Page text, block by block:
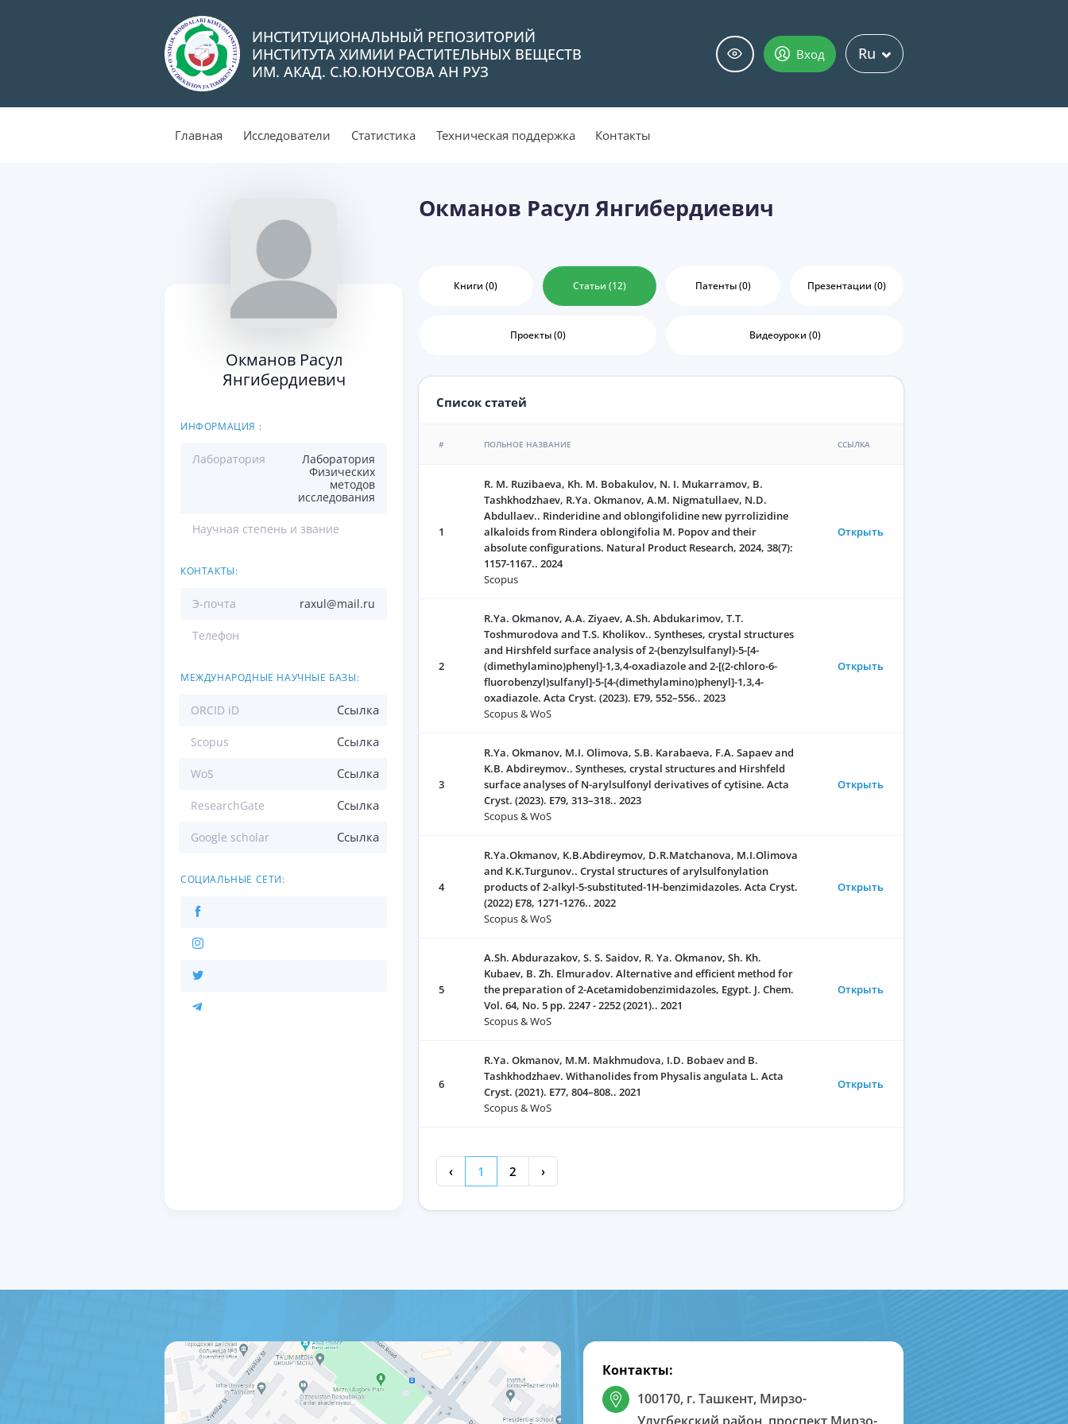
ИНСТИТУЦИОНАЛЬНЫЙ РЕПОЗИТОРИЙ
ИНСТИТУТА ХИМИИ РАСТИТЕЛЬНЫХ ВЕЩЕСТВ
ИМ. АКАД. С.Ю.ЮНУСОВА АН РУЗ
Вход Ru
Главная Исследователи Статистика Техническая поддержка Контакты
Окманов Расул
Янгибердиевич
ИНФОРМАЦИЯ :
Лаборатория
Лаборатория
Физических
методов
исследования
Научная степень и звание
КОНТАКТЫ:
Э-почта raxul@mail.ru
Телефон
МЕЖДУНАРОДНЫЕ НАУЧНЫЕ БАЗЫ:
ORCID iD Ссылка
Scopus Ссылка
WoS Ссылка
ResearchGate Ссылка
Google scholar Ссылка
СОЦИАЛЬНЫЕ СЕТИ:
Окманов Расул Янгибердиевич
Книги (0) Статьи (12) Патенты (0) Презентации (0)
Проекты (0) Видеоуроки (0)
Список статей
# ПОЛЬНОЕ НАЗВАНИЕ ССЫЛКА
1
R. M. Ruzibaeva, Kh. M. Bobakulov, N. I. Mukarramov, B.
Tashkhodzhaev, R.Ya. Okmanov, A.M. Nigmatullaev, N.D.
Abdullaev.. Rinderidine and oblongifolidine new pyrrolizidine
alkaloids from Rindera oblongifolia M. Popov and their
absolute configurations. Natural Product Research, 2024, 38(7):
1157-1167.. 2024
Scopus
Открыть
2
R.Ya. Okmanov, A.A. Ziyaev, A.Sh. Abdukarimov, T.T.
Toshmurodova and T.S. Kholikov.. Syntheses, crystal structures
and Hirshfeld surface analysis of 2-(benzylsulfanyl)-5-[4-
(dimethylamino)phenyl]-1,3,4-oxadiazole and 2-[(2-chloro-6-
fluorobenzyl)sulfanyl]-5-[4-(dimethylamino)phenyl]-1,3,4-
oxadiazole. Acta Cryst. (2023). E79, 552–556.. 2023
Scopus & WoS
Открыть
3
R.Ya. Okmanov, M.I. Olimova, S.B. Karabaeva, F.A. Sapaev and
K.B. Abdireymov.. Syntheses, crystal structures and Hirshfeld
surface analyses of N-arylsulfonyl derivatives of cytisine. Acta
Cryst. (2023). E79, 313–318.. 2023
Scopus & WoS
Открыть
4
R.Ya.Okmanov, K.B.Abdireymov, D.R.Matchanova, M.I.Olimova
and K.K.Turgunov.. Crystal structures of arylsulfonylation
products of 2-alkyl-5-substituted-1H-benzimidazoles. Acta Cryst.
(2022) E78, 1271-1276.. 2022
Scopus & WoS
Открыть
5
A.Sh. Abdurazakov, S. S. Saidov, R. Ya. Okmanov, Sh. Kh.
Kubaev, B. Zh. Elmuradov. Alternative and efficient method for
the preparation of 2-Acetamidobenzimidazoles, Egypt. J. Chem.
Vol. 64, No. 5 pp. 2247 - 2252 (2021).. 2021
Scopus & WoS
Открыть
6
R.Ya. Okmanov, M.M. Makhmudova, I.D. Bobaev and B.
Tashkhodzhaev. Withanolides from Physalis angulata L. Acta
Cryst. (2021). E77, 804–808.. 2021
Scopus & WoS
Открыть
‹ 1 2 ›
Контакты:
100170, г. Ташкент, Мирзо-